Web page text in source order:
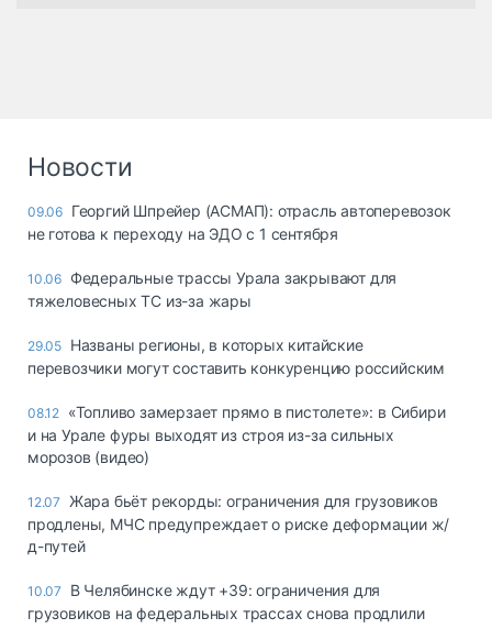
опасные грузы
страхование
Склады и
грузовые
Коммерческий
транспорт
Автосервис,
Топливо, масла и
автохимия
Дзен
Новости
09.06 Георгий Шпрейер (АСМАП): отрасль автоперевозок
не готова к переходу на ЭДО с 1 сентября
10.06 Федеральные трассы Урала закрывают для
тяжеловесных ТС из-за жары
29.05 Названы регионы, в которых китайские
перевозчики могут составить конкуренцию российским
08.12 «Топливо замерзает прямо в пистолете»: в Сибири
и на Урале фуры выходят из строя из-за сильных
морозов (видео)
12.07
Жара бьёт рекорды: ограничения для грузовиков
продлены, МЧС предупреждает о риске деформации ж/
д-путей
10.07
В Челябинске ждут +39: ограничения для
грузовиков на федеральных трассах снова продлили